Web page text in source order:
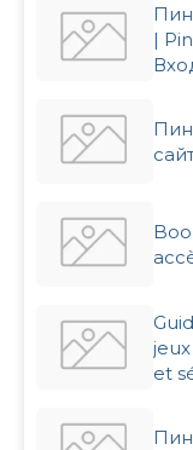
|
et